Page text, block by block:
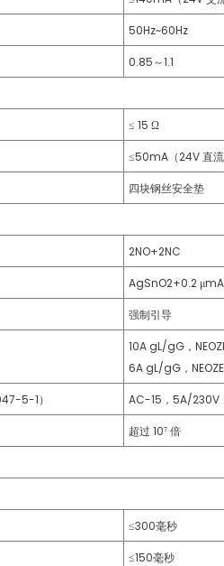
50Hz~60Hz
0.85～1.1
≤ 15 Ω
≤50mA（24V 直流
四块钢丝安全垫
2NO+2NC
AgSnO2+0.2
强制引导
10A gL/gG，
6A gL/gG，
5-1） AC-15，5A/230V
超过 10⁷ 倍
≤300毫秒
≤150毫秒